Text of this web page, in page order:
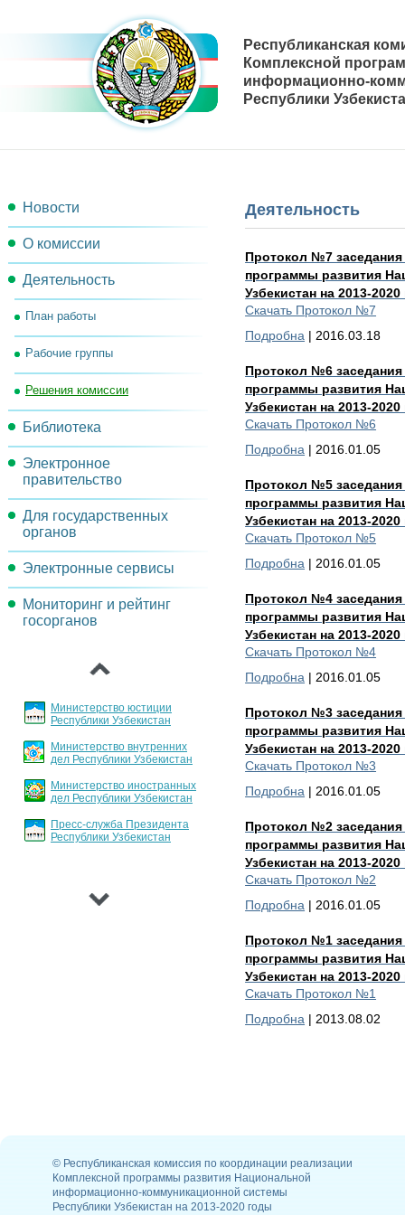
Республиканская
Комплексной
информационно-
Республики
Новости
О комиссии
Состав комиссии
Секретариат комиссии
Рабочий орган комиссии
Контакты
Задачи комиссии
Деятельность
План работы
Рабочие группы
Решения комиссии
Библиотека
Методические материалы
Нормативно-правовые акты
Электронное
правительство
Проекты и мероприятия
Реорганизация
операционных процессов
Целевые индикаторы и
показатели
Архитектура
Для государственных
органов
Порядок инвентаризации
государственных услуг
Основные направления
Порядок регламентации и
государственных услуг
График заслушивания
Электронные сервисы
Обсуждения проектов
документов
Мониторинг и рейтинг
госорганов
Министерство юстиции
Республики Узбекистан
Министерство внутренних
дел Республики Узбекистан
Министерство иностранных
дел Республики Узбекистан
Пресс-служба Президента
Республики Узбекистан
‹
›
Деятельность
Протокол №7
программы развития
Узбекистан на 2013-
Скачать Протокол №7
Подробна | 2016.03.18
Протокол №6
программы развития
Узбекистан на 2013-
Скачать Протокол №6
Подробна | 2016.01.05
Протокол №5
программы развития
Узбекистан на 2013-
Скачать Протокол №5
Подробна | 2016.01.05
Протокол №4
программы развития
Узбекистан на 2013-
Скачать Протокол №4
Подробна | 2016.01.05
Протокол №3
программы развития
Узбекистан на 2013-
Скачать Протокол №3
Подробна | 2016.01.05
Протокол №2
программы развития
Узбекистан на 2013-
Скачать Протокол №2
Подробна | 2016.01.05
Протокол №1
программы развития
Узбекистан на 2013-
Скачать Протокол №1
Подробна | 2013.08.02
© Республиканская комиссия по координации реализации
Комплексной программы развития Национальной
информационно-коммуникационной системы
Республики Узбекистан на 2013-2020 годы